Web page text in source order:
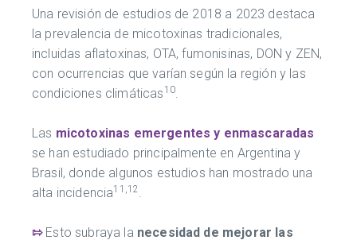
Una revisión de estudios de 2018 a 2023 destaca
la prevalencia de micotoxinas tradicionales,
incluidas aflatoxinas, OTA, fumonisinas, DON y ZEN,
con ocurrencias que varían según la región y las
condiciones climáticas 10.
Las micotoxinas emergentes y enmascaradas
se han estudiado principalmente en Argentina y
Brasil, donde algunos estudios han mostrado una
alta incidencia11,12.
⇰ Esto subraya la necesidad de mejorar las